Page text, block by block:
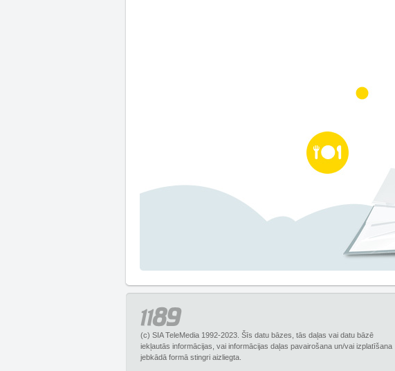
(c) SIA TeleMedia 1992-2023. Šīs datu bāzes, tās daļas vai datu bāzē
iekļautās informācijas, vai informācijas daļas pavairošana un/vai izplatīšana
jebkādā formā stingri aizliegta.